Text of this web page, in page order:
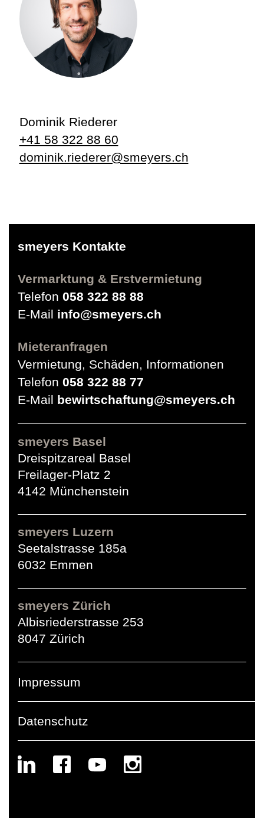
Dominik Riederer
+41 58 322 88 60
dominik.riederer@smeyers.ch
smeyers Kontakte
Vermarktung & Erstvermietung
Telefon 058 322 88 88
E-Mail info@smeyers.ch
Mieteranfragen
Vermietung, Schäden, Informationen
Telefon 058 322 88 77
E-Mail bewirtschaftung@smeyers.ch
smeyers Basel
Dreispitzareal Basel
Freilager-Platz 2
4142 Münchenstein
smeyers Luzern
Seetalstrasse 185a
6032 Emmen
smeyers Zürich
Albisriederstrasse 253
8047 Zürich
Impressum
Datenschutz